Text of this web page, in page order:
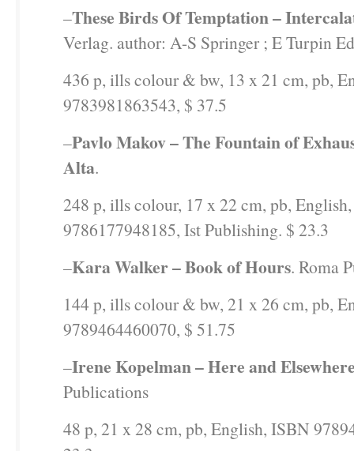
–These Birds Of Temptation –
Verlag. author: A-S Springer ; E Turpin
436 p, ills colour & bw, 13 x 21 cm, pb,
9783981863543, $ 37.5
–Pavlo Makov – The Fountain of
Alta.
248 p, ills colour, 17 x 22 cm, pb,
9786177948185, Ist Publishing. $ 23.3
–Kara Walker – Book of Hours. Roma
144 p, ills colour & bw, 21 x 26 cm, pb,
9789464460070, $ 51.75
–Irene Kopelman – Here and
Publications
48 p, 21 x 28 cm, pb, English, ISBN